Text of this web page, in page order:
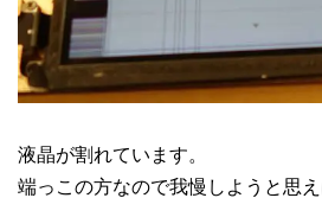
液晶が割れています。
端っこの方なので我慢しようと思